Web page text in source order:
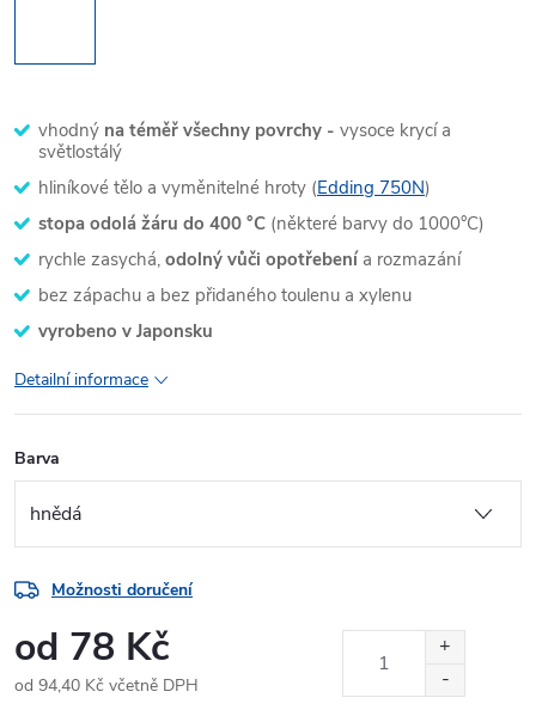
vhodný na téměř všechny povrchy - vysoce krycí a
světlostálý
hliníkové tělo a vyměnitelné hroty (Edding 750N)
stopa odolá žáru do 400 °C (některé barvy do 1000°C)
rychle zasychá, odolný vůči opotřebení a rozmazání
bez zápachu a bez přidaného toulenu a xylenu
vyrobeno v Japonsku
Detailní informace
Barva
Možnosti doručení
od 78 Kč
od 94,40 Kč včetně DPH